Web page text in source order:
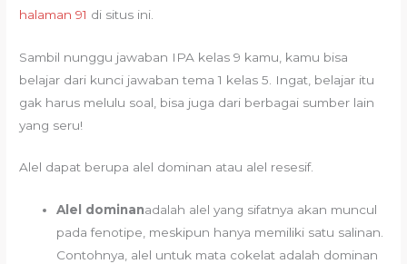
halaman 91 di situs ini.
Sambil nunggu jawaban IPA kelas 9 kamu, kamu bisa
belajar dari kunci jawaban tema 1 kelas 5. Ingat, belajar itu
gak harus melulu soal, bisa juga dari berbagai sumber lain
yang seru!
Alel dapat berupa alel dominan atau alel resesif.
Alel dominanadalah alel yang sifatnya akan muncul
pada fenotipe, meskipun hanya memiliki satu salinan.
Contohnya, alel untuk mata cokelat adalah dominan